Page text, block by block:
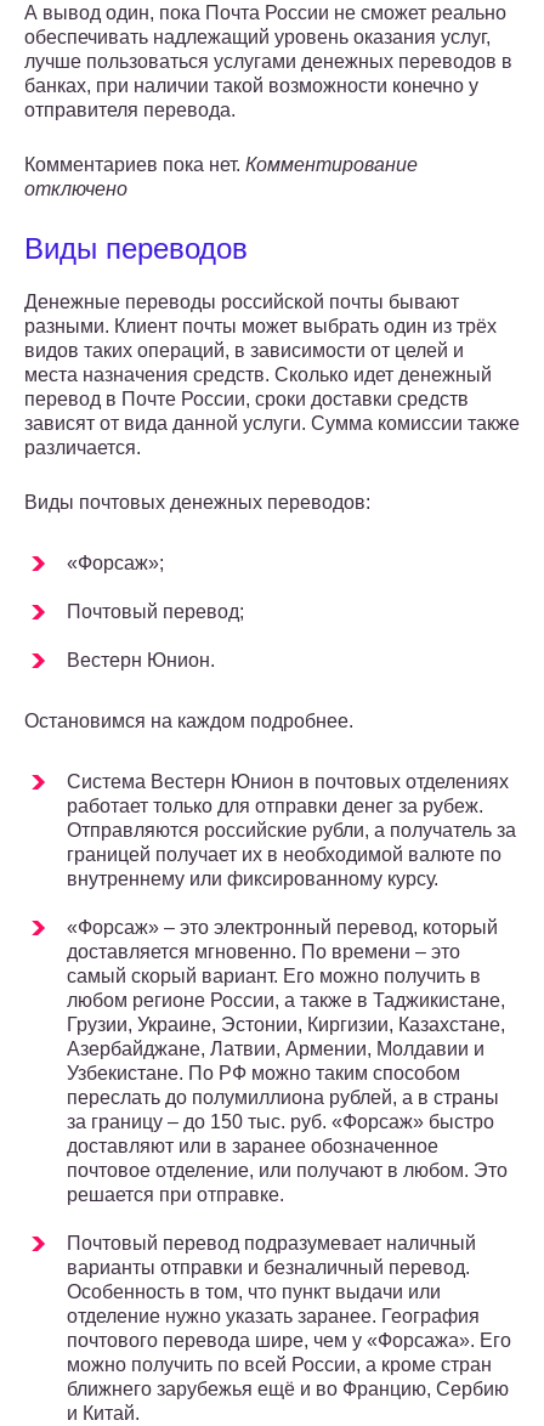
А вывод один, пока Почта России не сможет реально
обеспечивать надлежащий уровень оказания услуг,
лучше пользоваться услугами денежных переводов в
банках, при наличии такой возможности конечно у
отправителя перевода.
Комментариев пока нет. Комментирование
отключено
Виды переводов
Денежные переводы российской почты бывают
разными. Клиент почты может выбрать один из трёх
видов таких операций, в зависимости от целей и
места назначения средств. Сколько идет денежный
перевод в Почте России, сроки доставки средств
зависят от вида данной услуги. Сумма комиссии также
различается.
Виды почтовых денежных переводов:
«Форсаж»;
Почтовый перевод;
Вестерн Юнион.
Остановимся на каждом подробнее.
Система Вестерн Юнион в почтовых отделениях
работает только для отправки денег за рубеж.
Отправляются российские рубли, а получатель за
границей получает их в необходимой валюте по
внутреннему или фиксированному курсу.
«Форсаж» – это электронный перевод, который
доставляется мгновенно. По времени – это
самый скорый вариант. Его можно получить в
любом регионе России, а также в Таджикистане,
Грузии, Украине, Эстонии, Киргизии, Казахстане,
Азербайджане, Латвии, Армении, Молдавии и
Узбекистане. По РФ можно таким способом
переслать до полумиллиона рублей, а в страны
за границу – до 150 тыс. руб. «Форсаж» быстро
доставляют или в заранее обозначенное
почтовое отделение, или получают в любом. Это
решается при отправке.
Почтовый перевод подразумевает наличный
варианты отправки и безналичный перевод.
Особенность в том, что пункт выдачи или
отделение нужно указать заранее. География
почтового перевода шире, чем у «Форсажа». Его
можно получить по всей России, а кроме стран
ближнего зарубежья ещё и во Францию, Сербию
и Китай.